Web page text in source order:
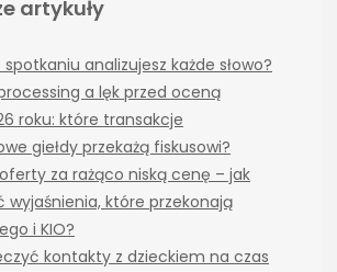
artykuły
analizujesz każde słowo?
a lęk przed oceną
roku: które transakcje
giełdy przekażą fiskusowi?
za rażąco niską cenę – jak
wyjaśnienia, które przekonają
i KIO?
kontakty z dzieckiem na czas